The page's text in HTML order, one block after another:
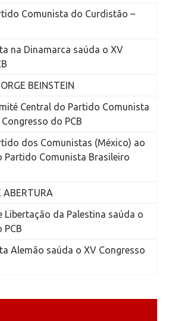
Comunista do Curdistão –
na Dinamarca saúda o XV
BEINSTEIN
Central do Partido Comunista
do PCB
dos Comunistas (México) ao
Partido Comunista Brasileiro
ABERTURA
Libertação da Palestina saúda o
PCB
Alemão saúda o XV Congresso